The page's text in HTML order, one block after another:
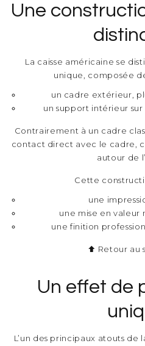
Une
La caisse américaine se
unique, composée
un cadre extérieur,
un support intérieur
Contrairement à un cadre
contact direct avec le cadre,
autour de
Cette
une
une mise en
une finition
⬆ Retour au
Un effet de
L’un des principaux atouts de